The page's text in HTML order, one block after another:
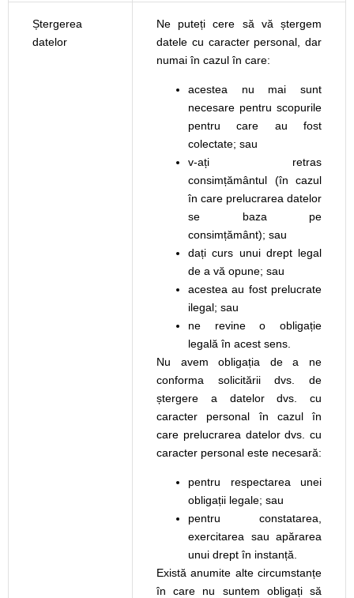
Ștergerea
datelor
Ne puteți cere să vă ștergem
datele cu caracter personal, dar
numai în cazul în care:
acestea nu mai sunt
necesare pentru scopurile
pentru care au fost
colectate; sau
v-ați retras
consimțământul (în cazul
în care prelucrarea datelor
se baza pe
consimțământ); sau
dați curs unui drept legal
de a vă opune; sau
acestea au fost prelucrate
ilegal; sau
ne revine o obligație
legală în acest sens.
Nu avem obligația de a ne
conforma solicitării dvs. de
ștergere a datelor dvs. cu
caracter personal în cazul în
care prelucrarea datelor dvs. cu
caracter personal este necesară:
pentru respectarea unei
obligații legale; sau
pentru constatarea,
exercitarea sau apărarea
unui drept în instanță.
Există anumite alte circumstanțe
în care nu suntem obligați să